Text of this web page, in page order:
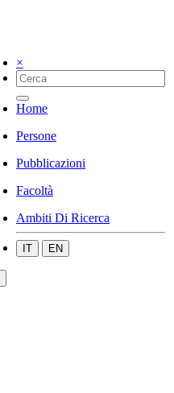
×
Home
Persone
Pubblicazioni
Facoltà
Ambiti Di Ricerca
IT EN